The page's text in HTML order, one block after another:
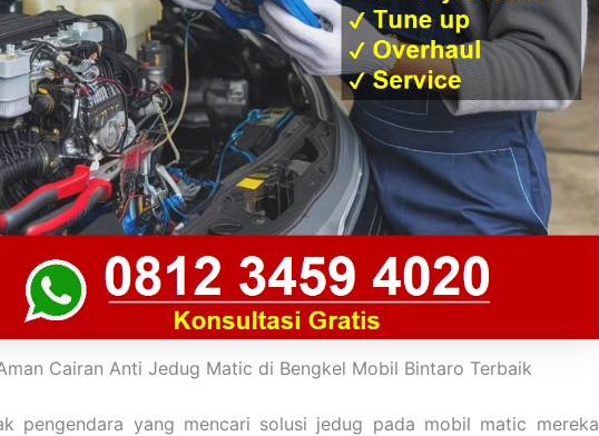
Cairan Anti Jedug Matic di Bengkel Mobil Bintaro Terbaik
pengendara yang mencari solusi jedug pada mobil matic mereka